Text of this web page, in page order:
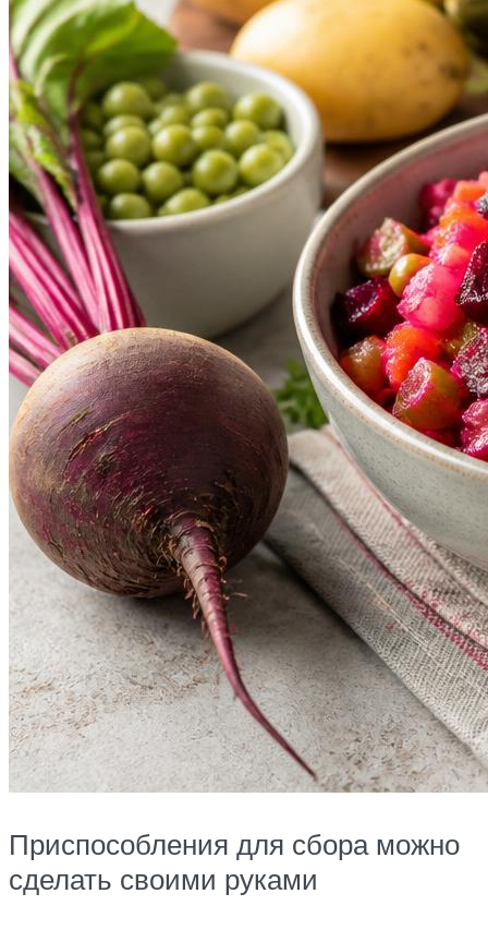
Приспособления для сбора можно
сделать своими руками